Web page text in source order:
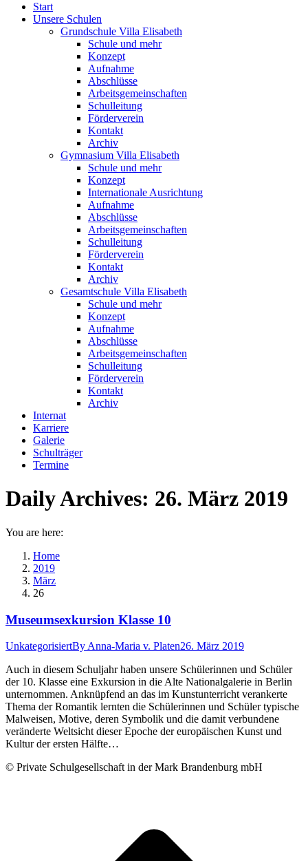
Start
Unsere Schulen
Grundschule Villa Elisabeth
Schule und mehr
Konzept
Aufnahme
Abschlüsse
Arbeitsgemeinschaften
Schulleitung
Förderverein
Kontakt
Archiv
Gymnasium Villa Elisabeth
Schule und mehr
Konzept
Internationale Ausrichtung
Aufnahme
Abschlüsse
Arbeitsgemeinschaften
Schulleitung
Förderverein
Kontakt
Archiv
Gesamtschule Villa Elisabeth
Schule und mehr
Konzept
Aufnahme
Abschlüsse
Arbeitsgemeinschaften
Schulleitung
Förderverein
Kontakt
Archiv
Internat
Karriere
Galerie
Schulträger
Termine
Daily Archives: 26. März 2019
You are here:
Home
2019
März
26
Museumsexkursion Klasse 10
UnkategorisiertBy Anna-Maria v. Platen26. März 2019
Auch in diesem Schuljahr haben unsere Schülerinnen und Schüler
der 10. Klasse eine Exkursion in die Alte Nationalgalerie in Berlin
unternommen. Anknüpfend an das im Kunstunterricht verankerte
Thema der Romantik lernten die Schülerinnen und Schüler typische
Malweisen, Motive, deren Symbolik und die damit verbundene
veränderte Weltsicht dieser Epoche der europäischen Kunst und
Kultur der ersten Hälfte…
© Private Schulgesellschaft in der Mark Brandenburg mbH